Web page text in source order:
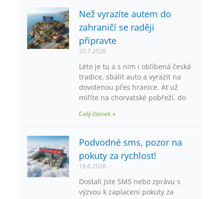
Než vyrazíte autem do
zahraničí se raději
připravte
20.7.2026
Léto je tu a s ním i oblíbená česká
tradice, sbalit auto a vyrazit na
dovolenou přes hranice. Ať už
míříte na chorvatské pobřeží, do
Celý článek »
Podvodné sms, pozor na
pokuty za rychlost!
18.6.2026
Dostali jste SMS nebo zprávu s
výzvou k zaplacení pokuty za